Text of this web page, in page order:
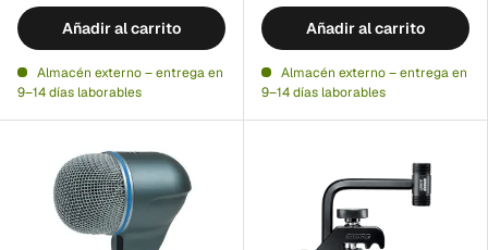
Añadir al carrito
Almacén externo – entrega en
9–14 días laborables
Añadir al carrito
Almacén externo – entrega en
9–14 días laborables